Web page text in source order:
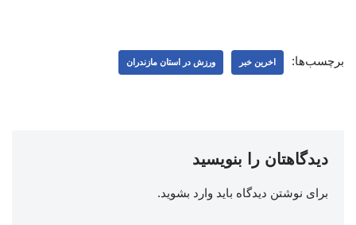
برچسب‌ها: اخرین خبر ورزش در استان مازندران
دیدگاهتان را بنویسید
برای نوشتن دیدگاه باید وارد بشوید.